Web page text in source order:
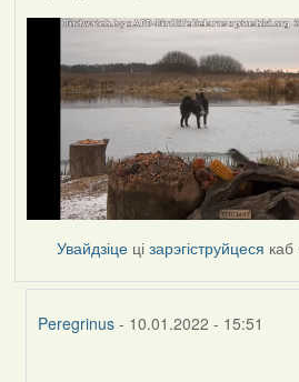
Увайдзіце цізарэгіструйцеся каб
Peregrinus - 10.01.2022 - 15:51